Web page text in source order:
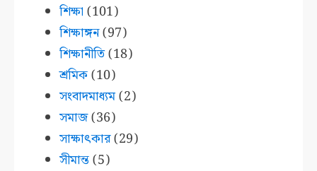
শিক্ষা (101)
শিক্ষাঙ্গন(97)
শিক্ষানীতি(18)
শ্রমিক(10)
সংবাদমাধ্যম(2)
সমাজ(36)
সাক্ষাৎকার(29)
সীমান্ত(5)